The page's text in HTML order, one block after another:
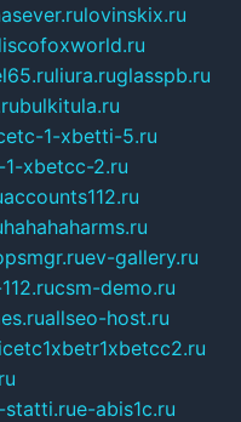
lovinskix.ru
liura.ruglasspb.ru
bulkitula.ru
1-xbetti-5.ru
xbetcc-2.ru
accounts112.ru
hahahaharms.ru
ev-gallery.ru
csm-demo.ru
allseo-host.ru
e-abis1c.ru